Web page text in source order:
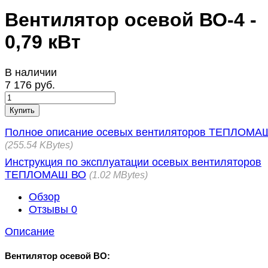
Вентилятор осевой ВО-4 -
0,79 кВт
В наличии
7 176 руб.
Купить
Полное описание осевых вентиляторов
255.54 KBytes
Инструкция по эксплуатации осевых вентиляторов
ТЕПЛОМАШ ВО
1.02 MBytes
Обзор
Отзывы 0
Описание
Вентилятор осевой ВО: